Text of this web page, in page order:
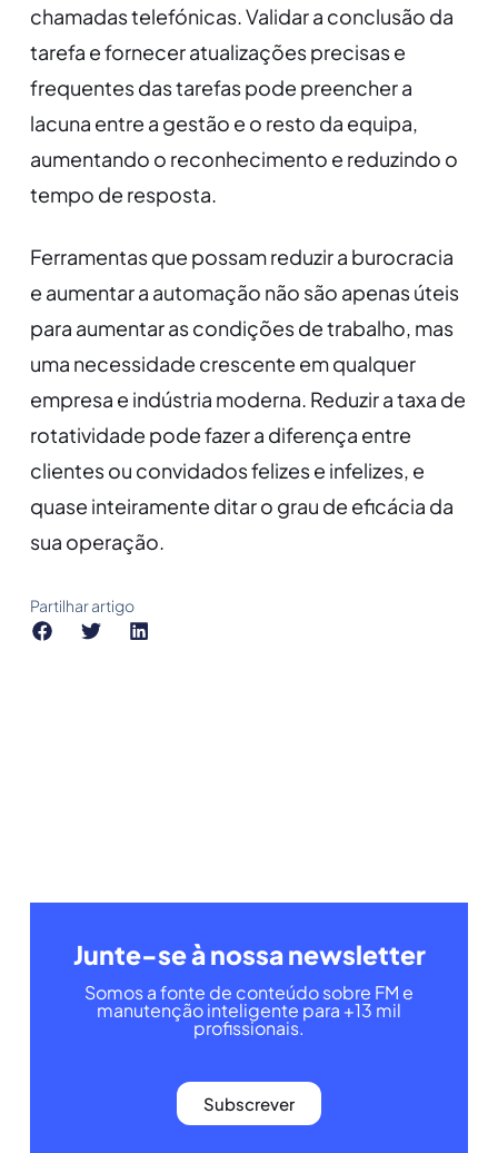
chamadas telefónicas. Validar a conclusão da
tarefa e fornecer atualizações precisas e
frequentes das tarefas pode preencher a
lacuna entre a gestão e o resto da equipa,
aumentando o reconhecimento e reduzindo o
tempo de resposta.
Ferramentas que possam reduzir a burocracia
e aumentar a automação não são apenas úteis
para aumentar as condições de trabalho, mas
uma necessidade crescente em qualquer
empresa e indústria moderna. Reduzir a taxa de
rotatividade pode fazer a diferença entre
clientes ou convidados felizes e infelizes, e
quase inteiramente ditar o grau de eficácia da
sua operação.
Partilhar artigo
Junte-se à nossa newsletter
Somos a fonte de conteúdo sobre FM e
manutenção inteligente para +13 mil
profissionais.
Subscrever